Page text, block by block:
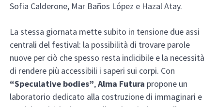
Sofia Calderone, Mar Baños López e Hazal Atay.
La stessa giornata mette subito in tensione due assi
centrali del festival: la possibilità di trovare parole
nuove per ciò che spesso resta indicibile e la necessità
di rendere più accessibili i saperi sui corpi. Con
“Speculative bodies”,Alma Futura propone un
laboratorio dedicato alla costruzione di immaginari e